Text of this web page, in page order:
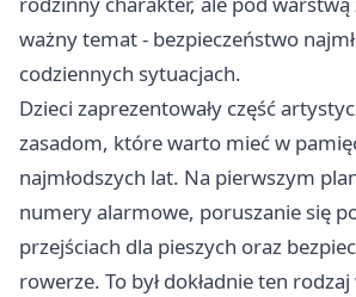
ważny temat - bezpieczeństwo
codziennych sytuacjach.
Dzieci zaprezentowały część
zasadom, które warto mieć w
najmłodszych lat. Na pierwszym
numery alarmowe, poruszanie się
przejściach dla pieszych oraz
rowerze. To był dokładnie ten